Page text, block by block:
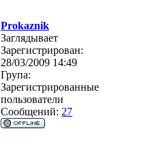
Prokaznik
Заглядывает
Зарегистрирован:
28/03/2009 14:49
Група:
Зарегистрированные
пользователи
Сообщений: 27